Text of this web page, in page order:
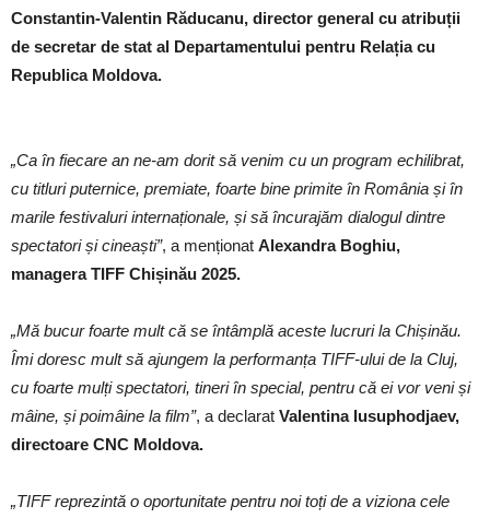
Constantin-Valentin Răducanu, director general cu atribuții
de secretar de stat al Departamentului pentru Relația cu
Republica Moldova.
„Ca în fiecare an ne-am dorit să venim cu un program echilibrat,
cu titluri puternice, premiate, foarte bine primite în România și în
marile festivaluri internaționale, și să încurajăm dialogul dintre
spectatori și cineaști”, a menționat Alexandra Boghiu,
managera TIFF Chișinău 2025.
„Mă bucur foarte mult că se întâmplă aceste lucruri la Chișinău.
Îmi doresc mult să ajungem la performanța TIFF-ului de la Cluj,
cu foarte mulți spectatori, tineri în special, pentru că ei vor veni și
mâine, și poimâine la film”, a declarat Valentina Iusuphodjaev,
directoare CNC Moldova.
„TIFF reprezintă o oportunitate pentru noi toți de a viziona cele